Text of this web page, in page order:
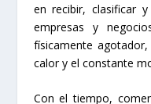
en recibir, clasificar
empresas y
físicamente
calor y el constante
Con el tiempo,